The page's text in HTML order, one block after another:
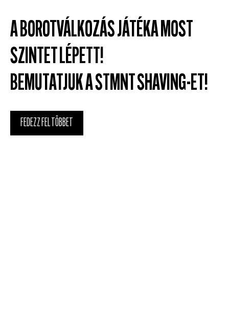
A BOROTVÁLKOZÁS JÁTÉKA MOST
SZINTET LÉPETT!
BEMUTATJUK A STMNT SHAVING-ET!
FEDEZZ FEL TÖBBET